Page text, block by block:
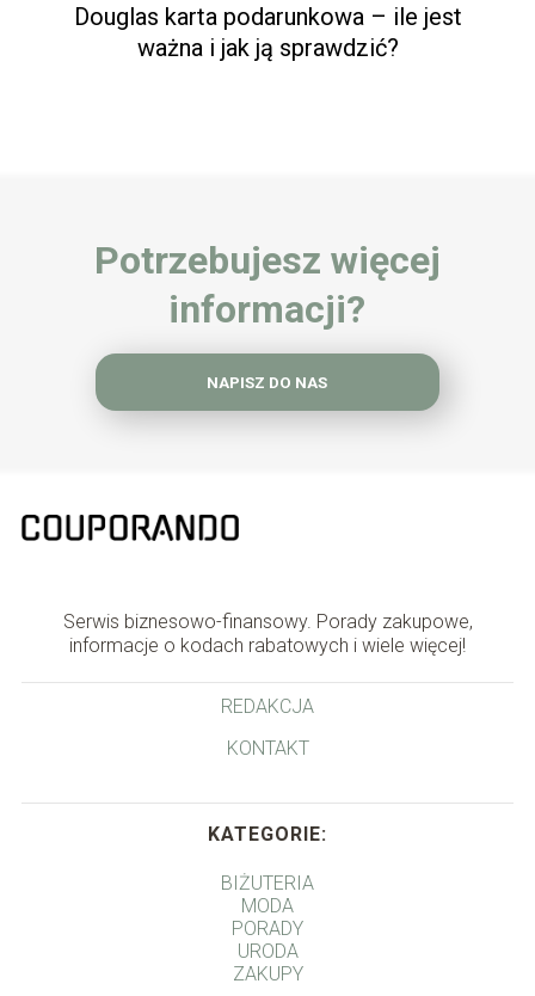
Douglas karta podarunkowa – ile jest
ważna i jak ją sprawdzić?
Potrzebujesz więcej
informacji?
NAPISZ DO NAS
Serwis biznesowo-finansowy. Porady zakupowe,
informacje o kodach rabatowych i wiele więcej!
REDAKCJA
KONTAKT
KATEGORIE:
BIŻUTERIA
MODA
PORADY
URODA
ZAKUPY